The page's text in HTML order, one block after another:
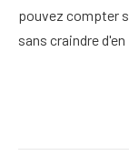
pouvez compter
sans craindre